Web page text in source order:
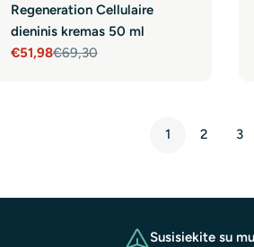
Regeneration Cellulaire
dieninis kremas 50 ml
Sale
€51,98
Regular€69,30
1 2 3
Susisiekite su